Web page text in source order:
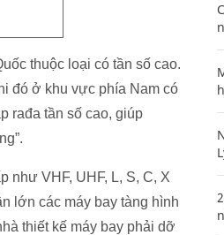
thuộc loại có tần số cao.
đó ở khu vực phía Nam có
rađa tần số cao, giúp
như VHF, UHF, L, S, C, X
lớn các máy bay tàng hình
thiết kế máy bay phải dỡ